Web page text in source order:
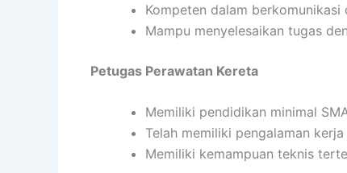
Kompeten dalam
Mampu menyelesaikan tugas
Petugas Perawatan Kereta
Memiliki pendidikan minimal
Telah memiliki pengalaman
Memiliki kemampuan teknis